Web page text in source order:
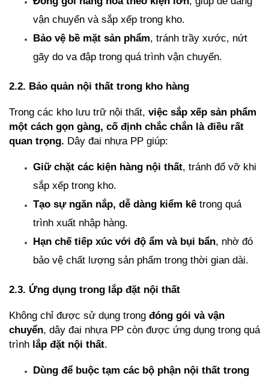
vận chuyển và sắp xếp trong kho.
Bảo vệ bề mặt sản phẩm, tránh trầy xước, nứt
gãy do va đập trong quá trình vận chuyển.
2.2. Bảo quản nội thất trong kho hàng
Trong các kho lưu trữ nội thất, việc sắp xếp sản phẩm
một cách gọn gàng, cố định chắc chắn là điều rất
quan trọng. Dây đai nhựa PP giúp:
Giữ chặt các kiện hàng nội thất, tránh đổ vỡ khi
sắp xếp trong kho.
Tạo sự ngăn nắp, dễ dàng kiểm kê trong quá
trình xuất nhập hàng.
Hạn chế tiếp xúc với độ ẩm và bụi bẩn, nhờ đó
bảo vệ chất lượng sản phẩm trong thời gian dài.
2.3. Ứng dụng trong lắp đặt nội thất
Không chỉ được sử dụng trong đóng gói và vận
chuyển, dây đai nhựa PP còn được ứng dụng trong quá
trình lắp đặt nội thất.
Dùng để buộc tạm các bộ phận nội thất trong